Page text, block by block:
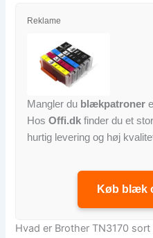
Reklame
Mangler du blækpatroner
HosOffi.dk finder du et
hurtig levering og høj
Køb blæk
Hvad er Brother TN3170 sort